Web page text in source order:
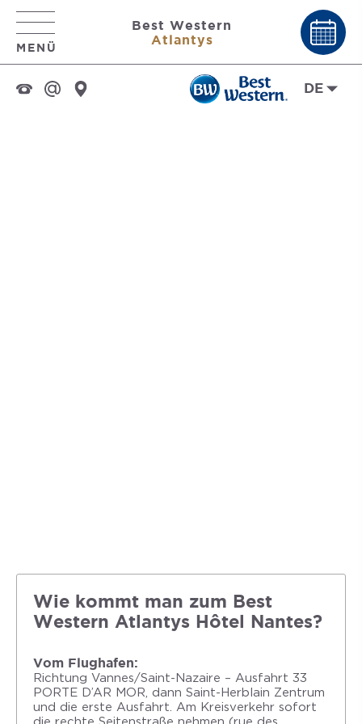
MENÜ
Best Western
Atlantys
DE
Wie kommt man zum Best
Western Atlantys Hôtel Nantes?
Vom Flughafen:
Richtung Vannes/Saint-Nazaire – Ausfahrt 33
PORTE D’AR MOR, dann Saint-Herblain Zentrum
und die erste Ausfahrt. Am Kreisverkehr sofort